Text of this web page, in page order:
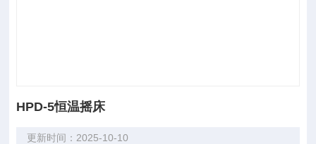
HPD-5恒温摇床
更新时间：2025-10-10